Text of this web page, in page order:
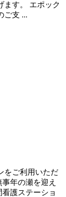
ます。 エポック
ご支 ...
をご利用いただ
年の瀬を迎え
護ステーショ